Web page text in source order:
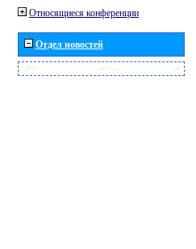
Относящиеся конференции
Отдел новостей